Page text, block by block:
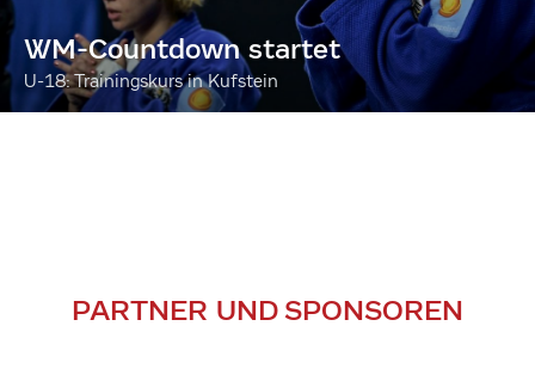
WM-Countdown startet
U-18: Trainingskurs in Kufstein
PARTNER UND SPONSOREN